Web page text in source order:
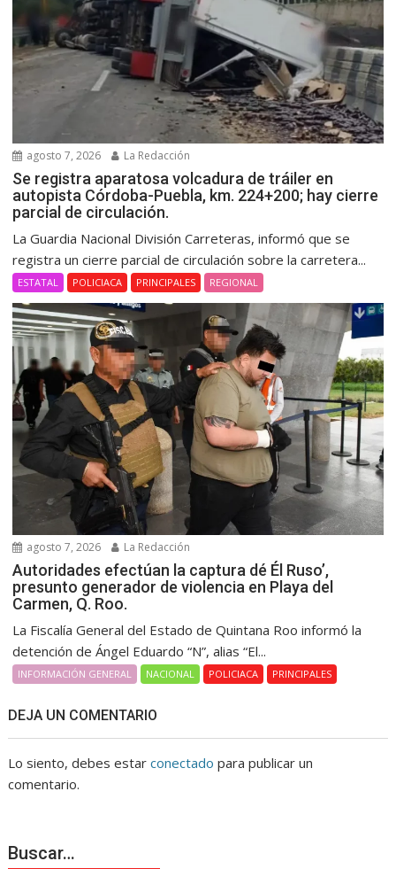
agosto 7, 2026 La Redacción
Se registra aparatosa volcadura de tráiler en
autopista Córdoba-Puebla, km. 224+200; hay cierre
parcial de circulación.
La Guardia Nacional División Carreteras, informó que se
registra un cierre parcial de circulación sobre la carretera...
ESTATAL POLICIACA PRINCIPALES REGIONAL
agosto 7, 2026 La Redacción
Autoridades efectúan la captura dé Él Ruso’,
presunto generador de violencia en Playa del
Carmen, Q. Roo.
La Fiscalía General del Estado de Quintana Roo informó la
detención de Ángel Eduardo “N”, alias “El...
INFORMACIÓN GENERAL NACIONAL POLICIACA PRINCIPALES
DEJA UN COMENTARIO
Lo siento, debes estarconectado para publicar un
comentario.
Buscar…